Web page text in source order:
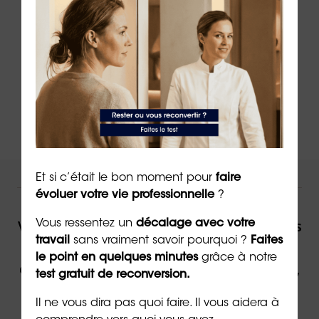
En savoir plus sur le bilan de
compétencescomme outil de reconversion
Passez aussi le test des 7 besoins
professionnels et personnelsNeeds ®
NOUS VOUS ACCOMPAGNONS !
Vous souhaitez être accompagné(e) dans
votre reconversion ou dans votre
évolution professionnelle par un expert,
Et si c’était le bon moment pour faire
évoluer votre vie professionnelle?
Vous ressentez un décalage avec votre
travail sans vraiment savoir pourquoi ? Faites
le point en quelques minutesgrâce à notre
test gratuit de reconversion.
Il ne vous dira pas quoi faire. Il vous aidera à